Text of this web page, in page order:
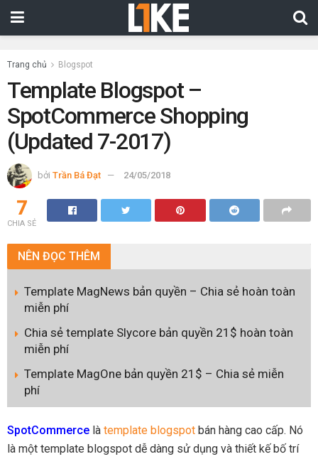
Trang chủ Blogspot
Template Blogspot –
SpotCommerce Shopping
(Updated 7-2017)
bởi Trần Bá Đạt 24/05/2018
7
CHIA SẺ
NÊN ĐỌC THÊM
Template MagNews bản quyền – Chia sẻ hoàn toàn
miễn phí
Chia sẻ template Slycore bản quyền 21$ hoàn toàn
miễn phí
Template MagOne bản quyền 21$ – Chia sẻ miễn
phí
SpotCommerce là template blogspot bán hàng cao cấp. Nó
là một template blogspot dễ dàng sử dụng và thiết kế bố trí